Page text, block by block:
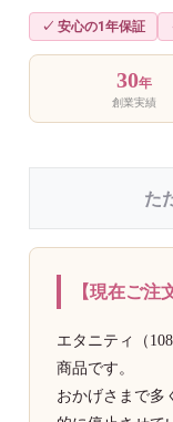
✓ 安心の1年保証
30年
創業実績
た
【現在ご注
エタニティ（
商品です。
おかげさまで多